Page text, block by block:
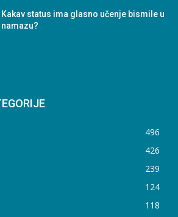
Kakav status ima glasno učenje bismile u
namazu?
496
426
239
124
118